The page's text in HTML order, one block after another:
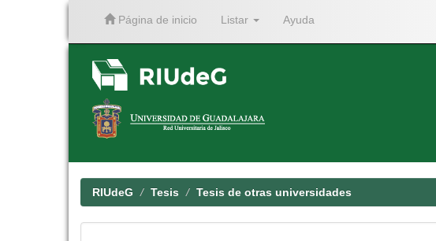
Página de inicio Listar Ayuda
RIUdeG Tesis Tesis de otras universidades